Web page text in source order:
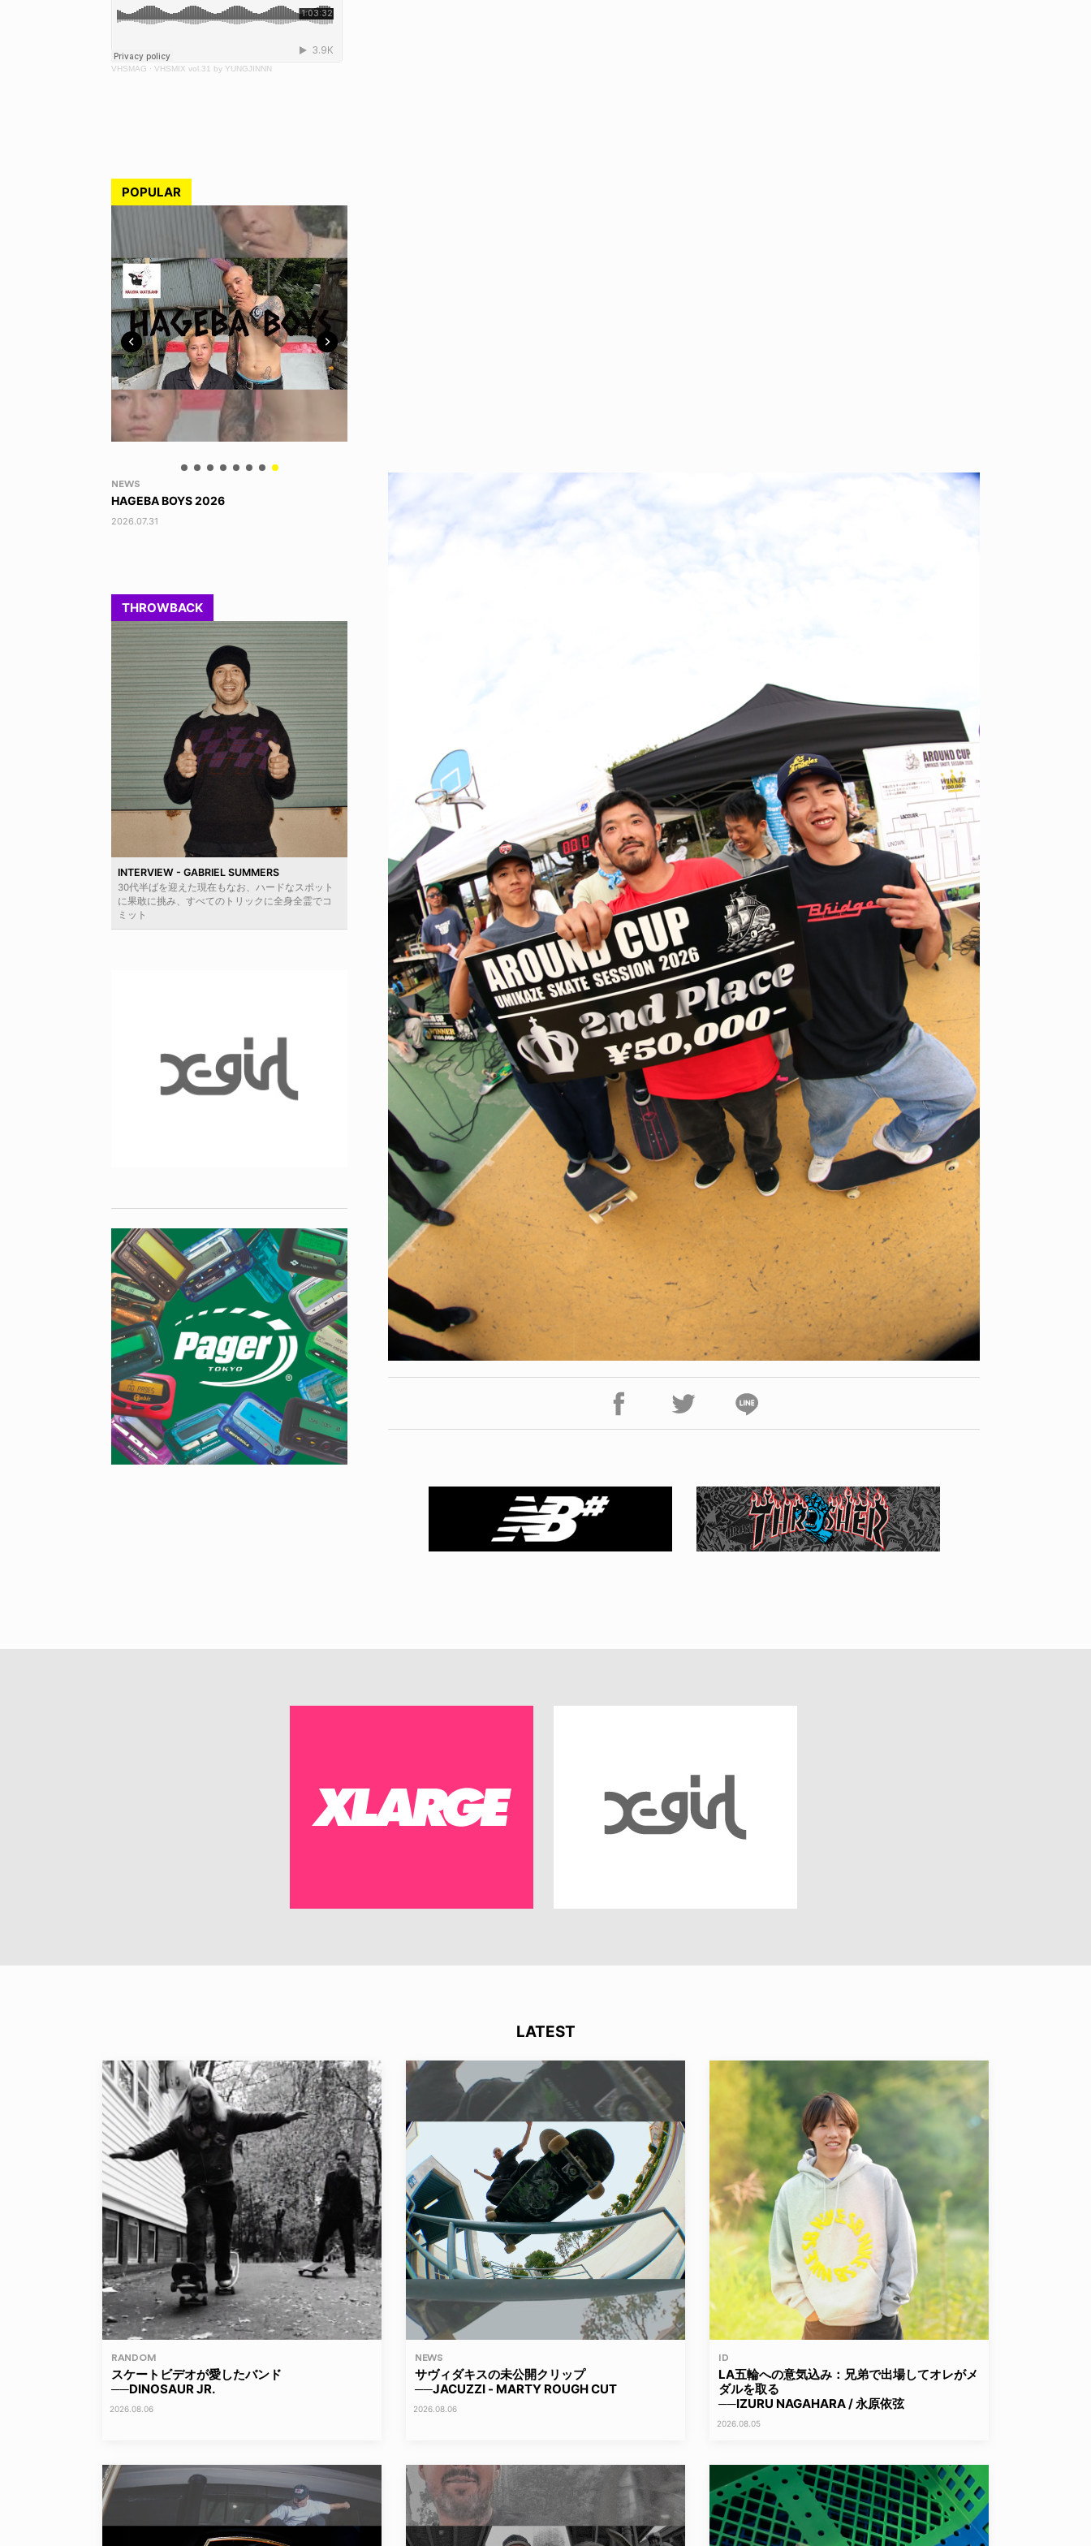
VHSMAG · VHSMIX vol.31 by YUNGJINNN
POPULAR
YO! CHUI
あの時のあの写真
2026.07.31
THROWBACK
INTERVIEW - GABRIEL SUMMERS
30代半ばを迎えた現在もなお、ハードなスポット
に果敢に挑み、すべてのトリックに全身全霊でコ
ミット
LATEST
RANDOM
スケートビデオが愛したバンド
──DINOSAUR JR.
2026.08.06
NEWS
サヴィダキスの未公開クリップ
──JACUZZI - MARTY ROUGH CUT
2026.08.06
ID
LA五輪への意気込み：兄弟で出場してオレがメ
ダルを取る
──IZURU NAGAHARA / 永原依弦
2026.08.05